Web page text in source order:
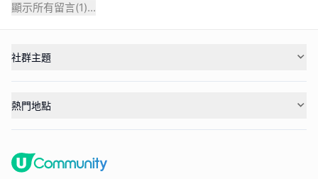
顯示所有留言(1)...
社群主題
熱門地點